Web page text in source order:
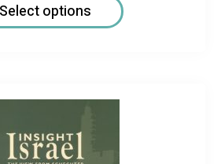
Select options